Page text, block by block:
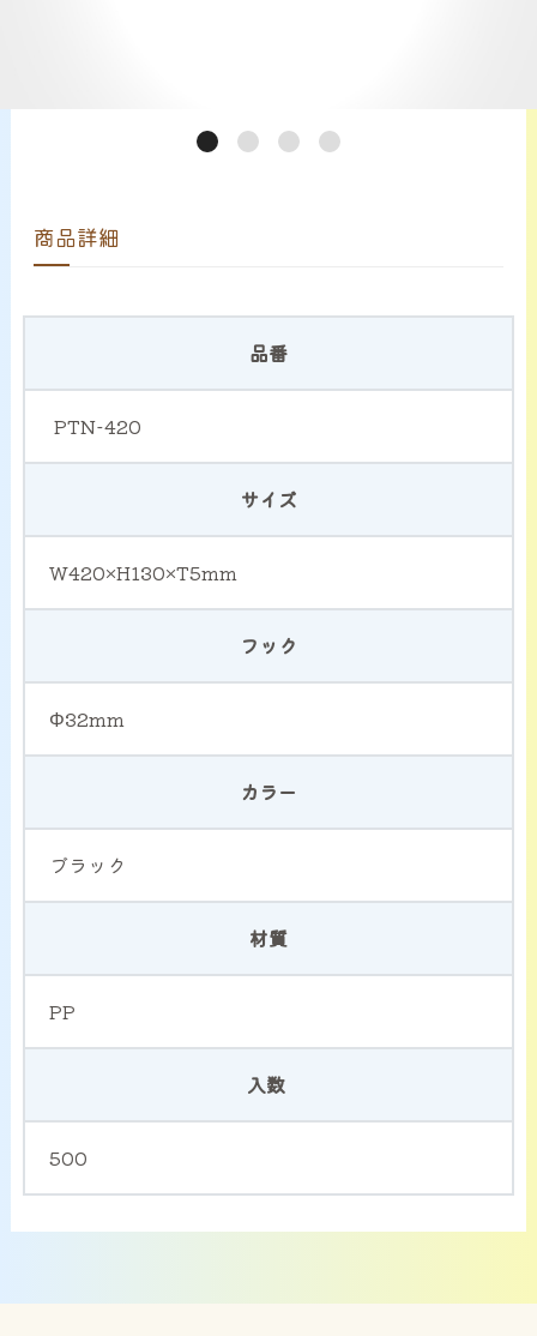
商品詳細
品番
PTN-420
サイズ
W420×H130×T5mm
フック
Φ32mm
カラー
ブラック
材質
PP
入数
500